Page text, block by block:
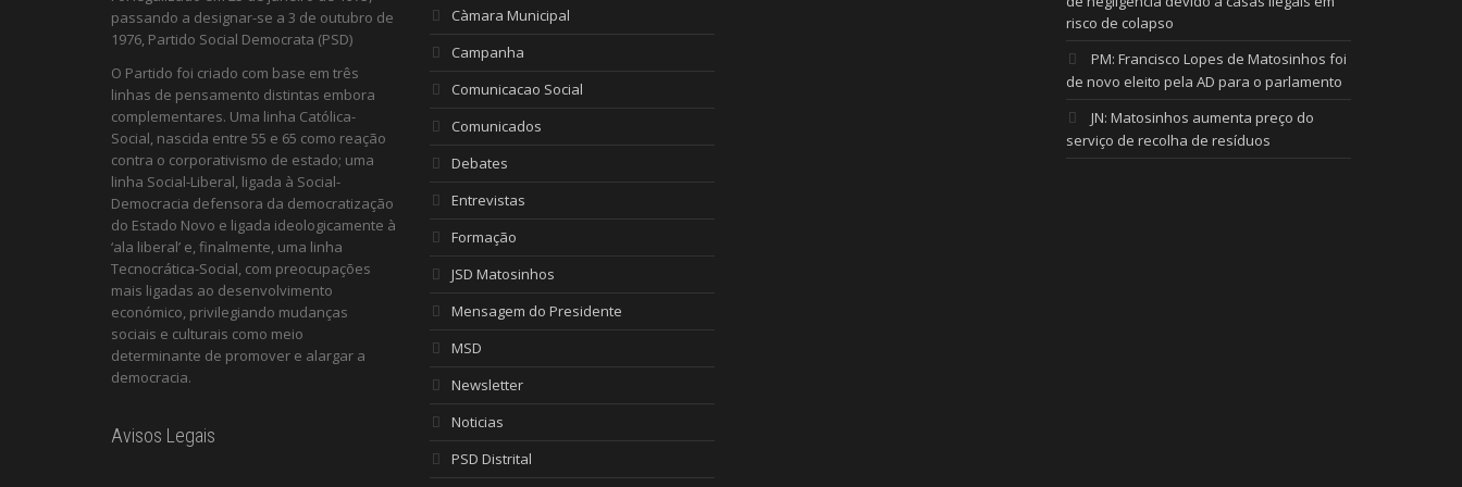
passando a designar-se a 3 de outubro de
1976, Partido Social Democrata (PSD)
O Partido foi criado com base em três
linhas de pensamento distintas embora
complementares. Uma linha Católica-
Social, nascida entre 55 e 65 como reação
contra o corporativismo de estado; uma
linha Social-Liberal, ligada à Social-
Democracia defensora da democratização
do Estado Novo e ligada ideologicamente à
‘ala liberal’ e, finalmente, uma linha
Tecnocrática-Social, com preocupações
mais ligadas ao desenvolvimento
económico, privilegiando mudanças
sociais e culturais como meio
determinante de promover e alargar a
democracia.
Avisos Legais
Càmara Municipal
Campanha
Comunicacao Social
Comunicados
Debates
Entrevistas
Formação
JSD Matosinhos
Mensagem do Presidente
MSD
Newsletter
Noticias
PSD Distrital
risco de colapso
PM: Francisco Lopes de Matosinhos foi
de novo eleito pela AD para o parlamento
JN: Matosinhos aumenta preço do
serviço de recolha de resíduos